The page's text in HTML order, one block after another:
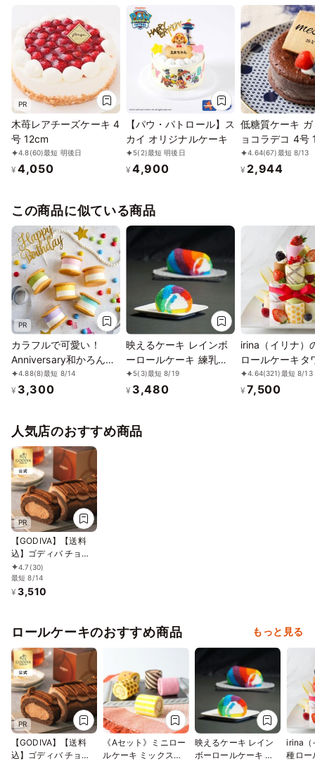
PR
木苺レアチーズケーキ 4
号 12cm
4.8(60)最短 明後日
¥ 4,050
【パウ・パトロール】ス
カイ オリジナルケーキ
5(2)最短 明後日
¥ 4,900
低糖質ケーキ
ョコラデコ 4号
4.64(67)最短 8/13
¥ 2,944
この商品に似ている商品
PR
カラフルで可愛い！
Anniversary和かろん。
～ 6個セット2026
4.88(8)最短 8/14
¥ 3,300
映えるケーキ レインボ
ーロールケーキ 練乳ク
リーム 16cm
5(3)最短 8/19
¥ 3,480
irina（イリナ）
ロールケーキタ
ト4段（25個入
4.64(321)最短 8/13
¥ 7,500
人気店のおすすめ商品
PR
【GODIVA】【送料
込】ゴディバ チョコ
レートロールケーキ
お中元2026
4.7 (30)
最短 8/14
¥ 3,510
ロールケーキのおすすめ商品 もっと見る
PR
【GODIVA】【送料
込】ゴディバ チョコ
《Aセット》ミニロー
ルケーキ ミックスア
映えるケーキ レイン
ボーロールケーキ 練
irina（
種ロー